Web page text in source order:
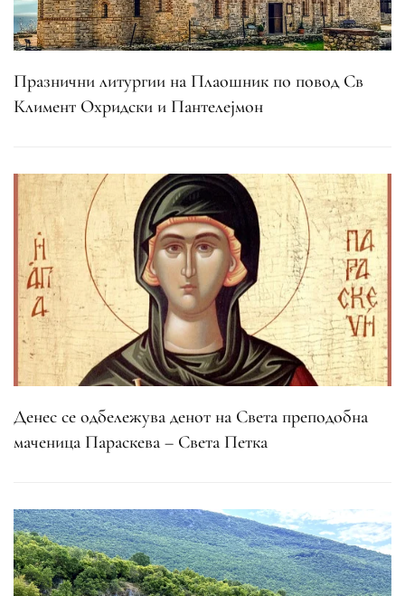
Празнични литургии на Плаошник по повод Св
Климент Охридски и Пантелејмон
Денес се одбележува денот на Света преподобна
маченица Параскева – Света Петка